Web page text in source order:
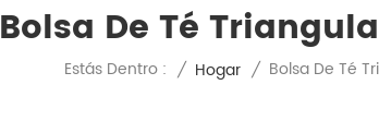
Bolsa De Té
Estás Dentro : / Hogar / Bolsa De Té